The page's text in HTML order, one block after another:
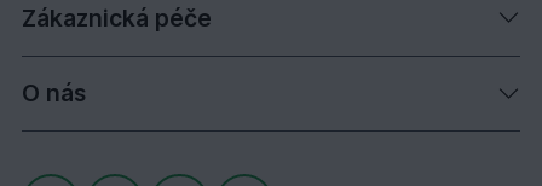
Zákaznická péče
O nás